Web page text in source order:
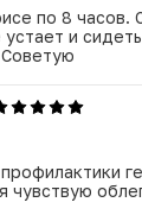
состояний:
мягких
у людей с
аппарата и
по 8 часов.
и
чувствую